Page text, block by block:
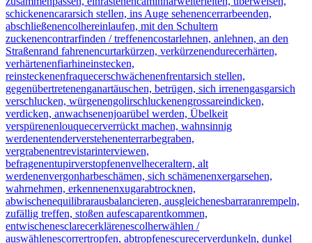
schickenencararsich stellen, ins Auge sehenencerrarbeenden,
abschließenencolhereinlaufen, mit den Schultern
zuckenencontrarfinden / treffenencostarlehnen, anlehnen, an den
Straßenrand fahrenencurtarkürzen, verkürzenendurecerhärten,
verhärtenenfiarhineinstecken,
reinsteckenenfraquecerschwächenenfrentarsich stellen,
gegenübertretenenganartäuschen, betrügen, sich irrenengasgarsich
verschlucken, würgenengolirschluckenengrossareindicken,
verdicken, anwachsenenjoarübel werden, Übelkeit
verspürenenlouquecerverrückt machen, wahnsinnig
werdenentenderverstehenenterrarbegraben,
vergrabenentrevistarinterviewen,
befragenentupirverstopfenenvelheceraltern, alt
werdenenvergonharbeschämen, sich schämenenxergarsehen,
wahrnehmen, erkennenenxugarabtrocknen,
abwischenequilibrarausbalancieren, ausgleichenesbarraranrempeln,
zufällig treffen, stoßen aufescaparentkommen,
entwischenesclarecerklärenescolherwählen /
auswählenescorrertropfen, abtropfenescurecerverdunkeln, dunkel